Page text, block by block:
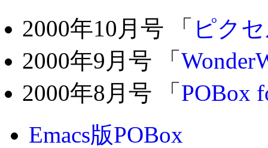
2000年10月号 「 ピク
2000年9月号 「
2000年8月号 「 POBox
Emacs版POBox